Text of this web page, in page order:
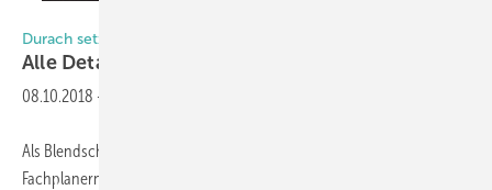
Durach setzt auf Innovationen
Alle Details im
08.10.2018 -
Als Blendschutzspezialist ist Durach aus Leutkirch bei vielen
Fachplanern und Architekten als Hersteller hochwertiger